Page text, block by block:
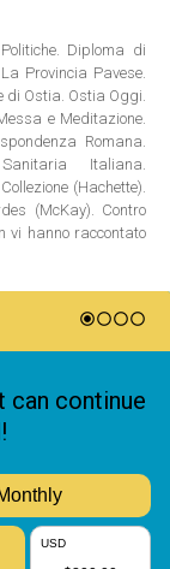
Diploma di
Provincia Pavese.
di Ostia. Ostia Oggi.
e Meditazione.
Romana.
Italiana.
(Hachette).
(McKay). Contro
vi hanno raccontato